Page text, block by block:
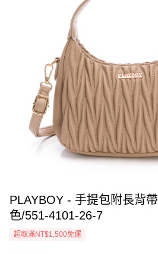
PLAYBOY - 手提包附長背帶 Noble系列 - 卡其
色/551-4101-26-7
超取滿NT$1,500免運